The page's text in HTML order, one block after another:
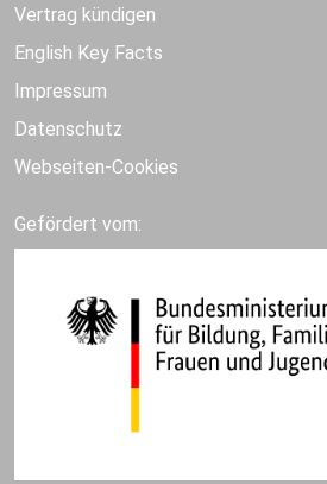
Vertrag kündigen
English Key Facts
Impressum
Datenschutz
Webseiten-Cookies
Gefördert vom: